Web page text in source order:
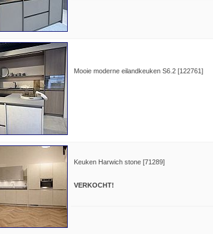
Mooie moderne eilandkeuken S6.2 [122761]
Keuken Harwich stone [71289]
VERKOCHT!